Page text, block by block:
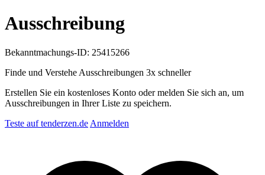
Ausschreibung
Bekanntmachungs-ID: 25415266
Finde und Verstehe Ausschreibungen 3x schneller
Erstellen Sie ein kostenloses Konto oder melden Sie sich an, um
Ausschreibungen in Ihrer Liste zu speichern.
Teste auf tenderzen.de Anmelden